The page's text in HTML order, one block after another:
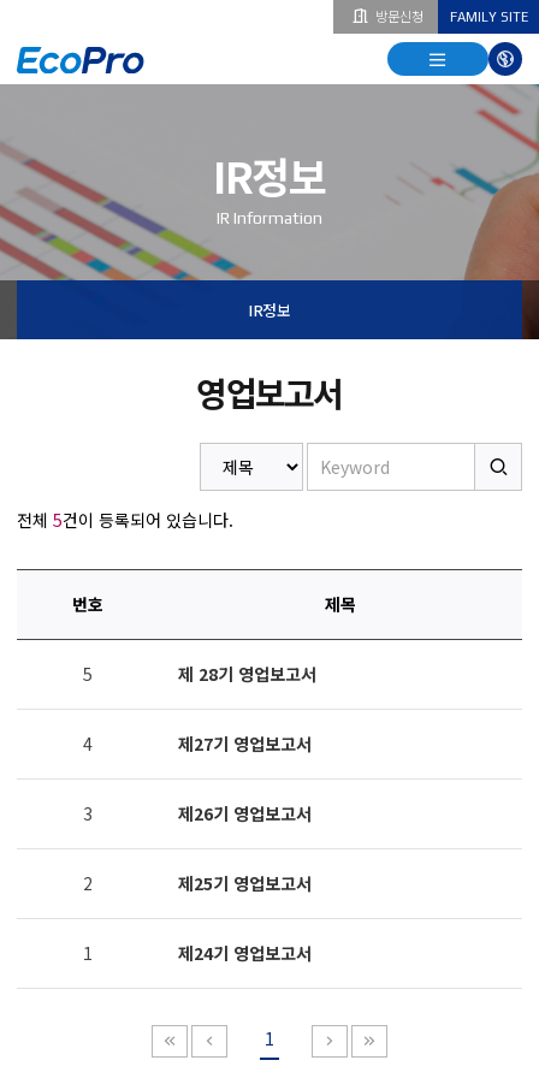
방문신청 FAMILY SITE
열기
열기
다국어
열기
IR정보
IR Information
IR정보
영업보고서
전체 5건이 등록되어 있습니다.
조회수,
번호 제목
5 제 28기 영업보고서
4 제27기 영업보고서
3 제26기 영업보고서
2 제25기 영업보고서
1 제24기 영업보고서
1